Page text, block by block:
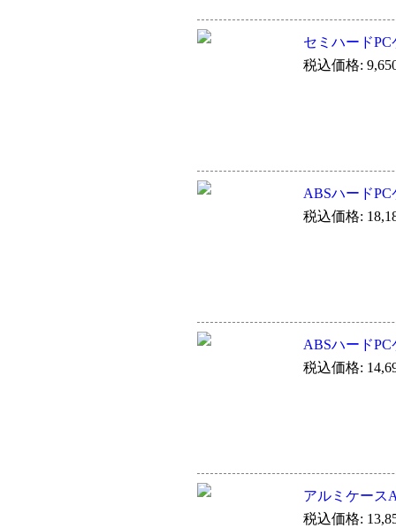
セミハード
税込価格:
ABSハード
税込価格:
ABSハード
税込価格:
アルミケース
税込価格: